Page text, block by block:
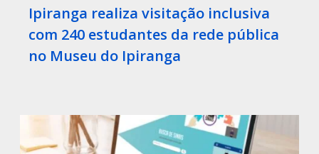
Ipiranga realiza visitação inclusiva
com 240 estudantes da rede pública
no Museu do Ipiranga